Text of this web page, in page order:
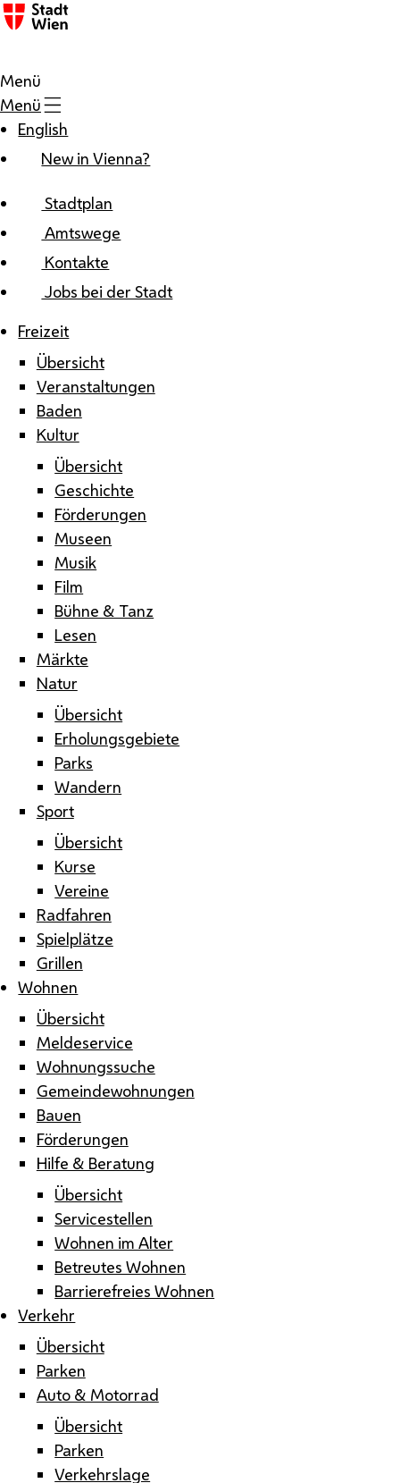
Zum Inhalt
Menü
Menü
English
New in Vienna?
Stadtplan
Amtswege
Kontakte
Jobs bei der Stadt
Freizeit
Übersicht
Veranstaltungen
Baden
Kultur
Übersicht
Geschichte
Förderungen
Museen
Musik
Film
Bühne & Tanz
Lesen
Märkte
Natur
Übersicht
Erholungsgebiete
Parks
Wandern
Sport
Übersicht
Kurse
Vereine
Radfahren
Spielplätze
Grillen
Wohnen
Übersicht
Meldeservice
Wohnungssuche
Gemeindewohnungen
Bauen
Förderungen
Hilfe & Beratung
Übersicht
Servicestellen
Wohnen im Alter
Betreutes Wohnen
Barrierefreies Wohnen
Verkehr
Übersicht
Parken
Auto & Motorrad
Übersicht
Parken
Verkehrslage